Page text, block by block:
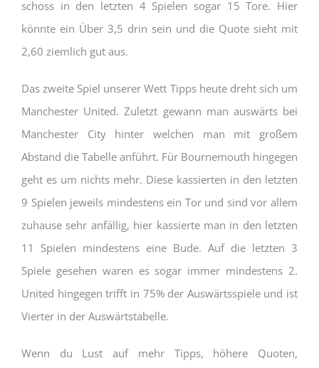
schoss in den letzten 4 Spielen sogar 15 Tore. Hier
könnte ein Über 3,5 drin sein und die Quote sieht mit
2,60 ziemlich gut aus.
Das zweite Spiel unserer Wett Tipps heute dreht sich um
Manchester United. Zuletzt gewann man auswärts bei
Manchester City hinter welchen man mit großem
Abstand die Tabelle anführt. Für Bournemouth hingegen
geht es um nichts mehr. Diese kassierten in den letzten
9 Spielen jeweils mindestens ein Tor und sind vor allem
zuhause sehr anfällig, hier kassierte man in den letzten
11 Spielen mindestens eine Bude. Auf die letzten 3
Spiele gesehen waren es sogar immer mindestens 2.
United hingegen trifft in 75% der Auswärtsspiele und ist
Vierter in der Auswärtstabelle.
Wenn du Lust auf mehr Tipps, höhere Quoten,